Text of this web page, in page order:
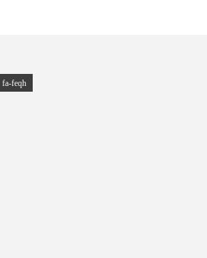
fa-feqh